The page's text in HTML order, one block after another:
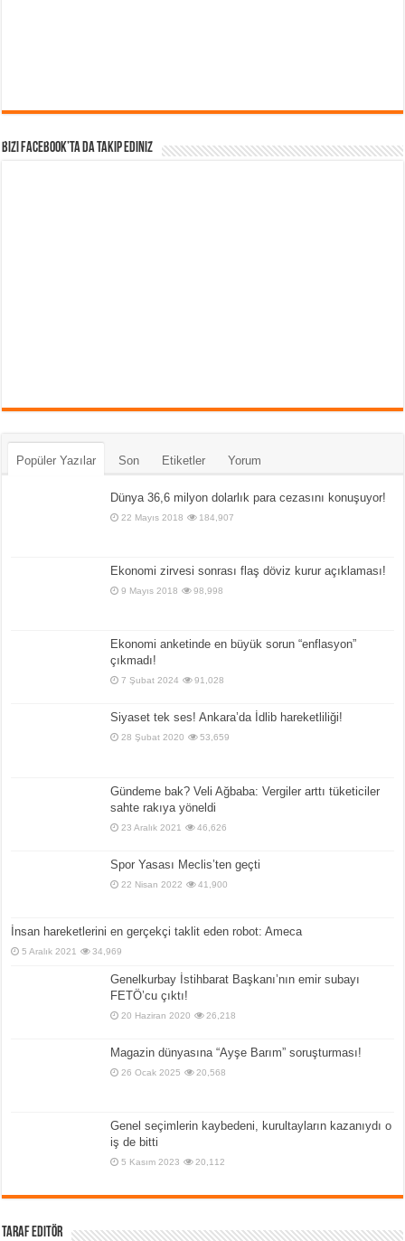
Bizi Facebook’ta da takip Ediniz
Popüler Yazılar Son Etiketler Yorum
Dünya 36,6 milyon dolarlık para cezasını konuşuyor!
22 Mayıs 2018 184,907
Ekonomi zirvesi sonrası flaş döviz kurur açıklaması!
9 Mayıs 2018 98,998
Ekonomi anketinde en büyük sorun “enflasyon”
çıkmadı!
7 Şubat 2024 91,028
Siyaset tek ses! Ankara’da İdlib hareketliliği!
28 Şubat 2020 53,659
Gündeme bak? Veli Ağbaba: Vergiler arttı tüketiciler
sahte rakıya yöneldi
23 Aralık 2021 46,626
Spor Yasası Meclis’ten geçti
22 Nisan 2022 41,900
İnsan hareketlerini en gerçekçi taklit eden robot: Ameca
5 Aralık 2021 34,969
Genelkurbay İstihbarat Başkanı’nın emir subayı
FETÖ’cu çıktı!
20 Haziran 2020 26,218
Magazin dünyasına “Ayşe Barım” soruşturması!
26 Ocak 2025 20,568
Genel seçimlerin kaybedeni, kurultayların kazanıydı o
iş de bitti
5 Kasım 2023 20,112
Taraf Editör